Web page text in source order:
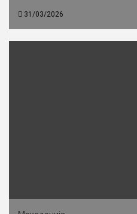
31/03/2026